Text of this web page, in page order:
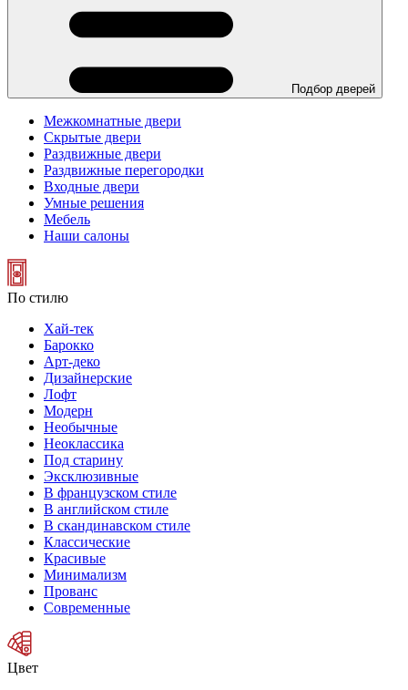
Подбор дверей
Межкомнатные двери
Скрытые двери
Раздвижные двери
Раздвижные перегородки
Входные двери
Умные решения
Мебель
Наши салоны
По стилю
Хай-тек
Барокко
Арт-деко
Дизайнерские
Лофт
Модерн
Необычные
Неоклассика
Под старину
Эксклюзивные
В французском стиле
В английском стиле
В скандинавском стиле
Классические
Красивые
Минимализм
Прованс
Современные
Цвет